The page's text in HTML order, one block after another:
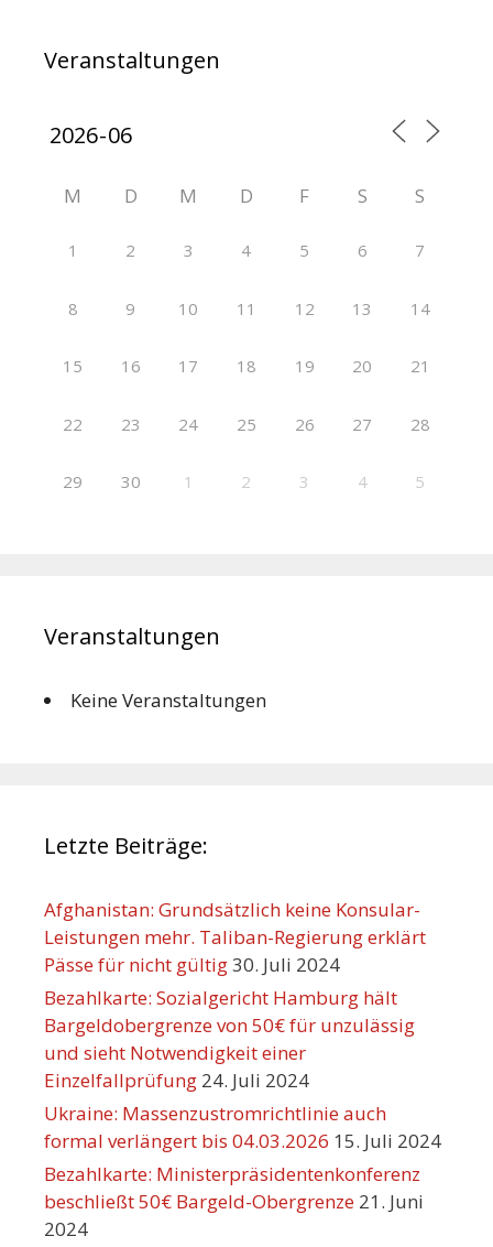
Veranstaltungen
M D M D F S S
1 2 3 4 5 6 7
8 9 10 11 12 13 14
15 16 17 18 19 20 21
22 23 24 25 26 27 28
29 30 1 2 3 4 5
Veranstaltungen
Keine Veranstaltungen
Letzte Beiträge:
Afghanistan: Grundsätzlich keine Konsular-
Leistungen mehr. Taliban-Regierung erklärt
Pässe für nicht gültig30. Juli 2024
Bezahlkarte: Sozialgericht Hamburg hält
Bargeldobergrenze von 50€ für unzulässig
und sieht Notwendigkeit einer
Einzelfallprüfung 24. Juli 2024
Ukraine: Massenzustromrichtlinie auch
formal verlängert bis 04.03.2026 15. Juli 2024
Bezahlkarte: Ministerpräsidentenkonferenz
beschließt 50€ Bargeld-Obergrenze 21. Juni
2024